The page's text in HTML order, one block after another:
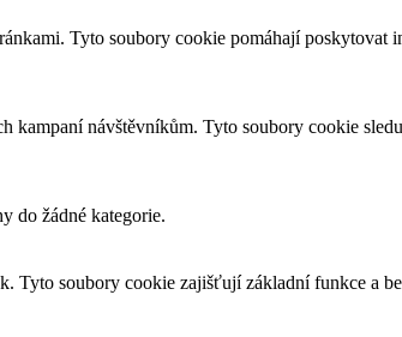
Tyto soubory cookie pomáhají poskytovat
návštěvníkům. Tyto soubory cookie
do žádné kategorie.
Tyto soubory cookie zajišťují základní funkce a